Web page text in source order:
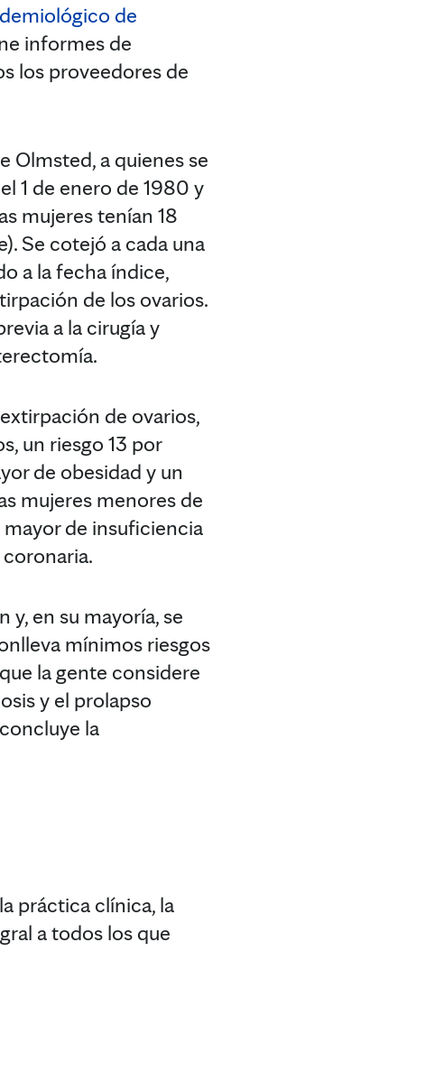
de
informes de
los proveedores de
Olmsted, a quienes se
1 de enero de 1980 y
mujeres tenían 18
Se cotejó a cada una
a la fecha índice,
de los ovarios.
a la cirugía y
de ovarios,
un riesgo 13 por
de obesidad y un
mujeres menores de
de insuficiencia
en su mayoría, se
mínimos riesgos
la gente considere
y el prolapso
la
práctica clínica, la
a todos los que